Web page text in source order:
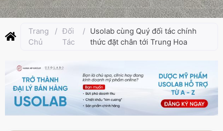
Trang
Chủ
/ Đối
Tác
/ Usolab cùng Quý đối tác chính
thức đặt chân tới Trung Hoa